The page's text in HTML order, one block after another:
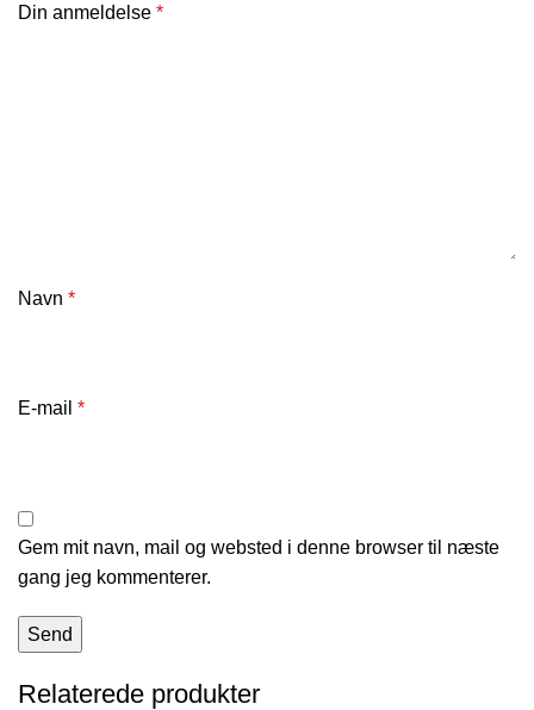
Din anmeldelse *
Navn *
E-mail *
Gem mit navn, mail og websted i denne browser til næste
gang jeg kommenterer.
Relaterede produkter